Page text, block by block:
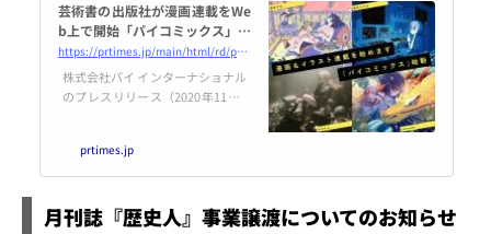
芸術書の出版社が漫画連載をWe
b上で開始「パイコミックス」始
動！
https://prtimes.jp/main/html/rd/p/000000627.000012505.html
株式会社パイ インターナショナル
のプレスリリース（2020年11月2
ミックス」始動！
prtimes.jp
月刊誌『歴史人』事業譲渡についてのお知らせ